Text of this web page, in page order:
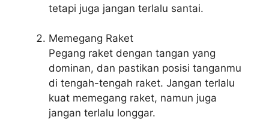
tetapi juga jangan terlalu santai.
Memegang Raket
Pegang raket dengan tangan yang
dominan, dan pastikan posisi tanganmu
di tengah-tengah raket. Jangan terlalu
kuat memegang raket, namun juga
jangan terlalu longgar.